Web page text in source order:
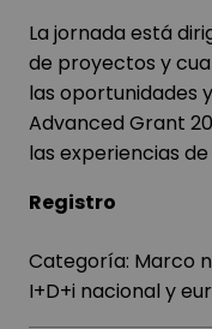
La jornada está
de proyectos y
las oportunidades
Advanced Grant
las experiencias
Registro
Categoría: Marco
I+D+i nacional y